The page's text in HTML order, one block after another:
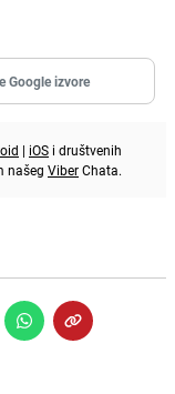
Google izvore
| iOS i društvenih
našeg ViberChata.